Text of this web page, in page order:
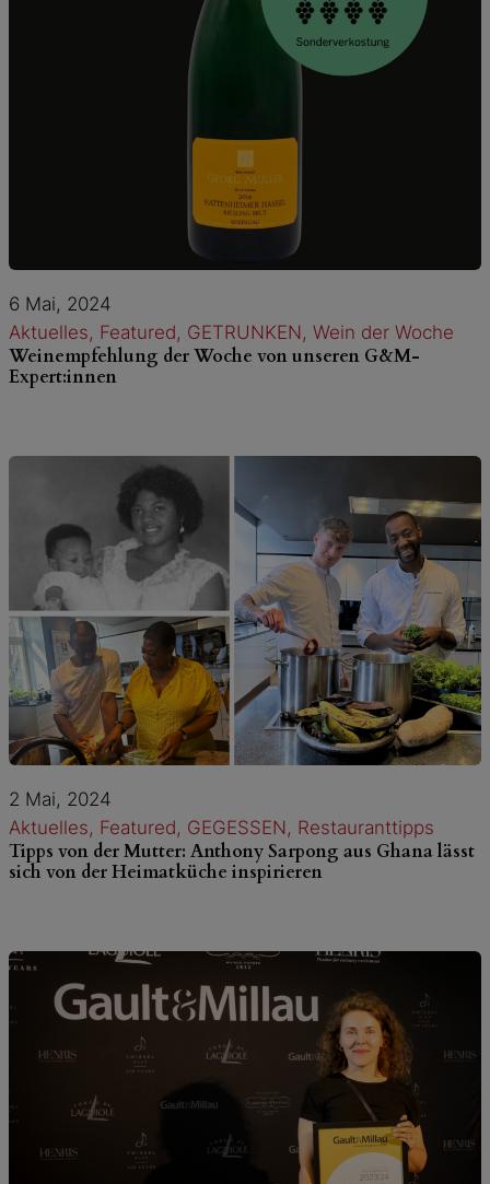
6 Mai, 2024
Aktuelles, Featured, GETRUNKEN , Wein der Woche
Weinempfehlung der Woche von unseren G&M-
Expert:innen
2 Mai, 2024
Aktuelles, Featured, GEGESSEN, Restauranttipps
Tipps von der Mutter: Anthony Sarpong aus Ghana lässt
sich von der Heimatküche inspirieren